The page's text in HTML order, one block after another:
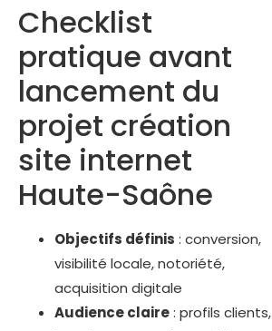
Checklist
pratique avant
lancement du
projet création
site internet
Haute-Saône
Objectifs définis : conversion,
visibilité locale, notoriété,
acquisition digitale
Audience claire: profils clients,